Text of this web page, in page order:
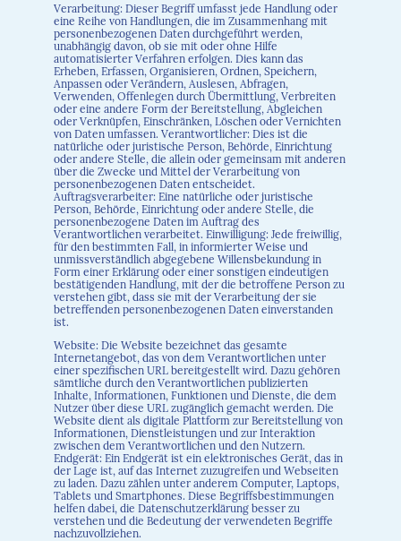
Verarbeitung: Dieser Begriff umfasst jede Handlung oder
eine Reihe von Handlungen, die im Zusammenhang mit
personenbezogenen Daten durchgeführt werden,
unabhängig davon, ob sie mit oder ohne Hilfe
automatisierter Verfahren erfolgen. Dies kann das
Erheben, Erfassen, Organisieren, Ordnen, Speichern,
Anpassen oder Verändern, Auslesen, Abfragen,
Verwenden, Offenlegen durch Übermittlung, Verbreiten
oder eine andere Form der Bereitstellung, Abgleichen
oder Verknüpfen, Einschränken, Löschen oder Vernichten
von Daten umfassen. Verantwortlicher: Dies ist die
natürliche oder juristische Person, Behörde, Einrichtung
oder andere Stelle, die allein oder gemeinsam mit anderen
über die Zwecke und Mittel der Verarbeitung von
personenbezogenen Daten entscheidet.
Auftragsverarbeiter: Eine natürliche oder juristische
Person, Behörde, Einrichtung oder andere Stelle, die
personenbezogene Daten im Auftrag des
Verantwortlichen verarbeitet. Einwilligung: Jede freiwillig,
für den bestimmten Fall, in informierter Weise und
unmissverständlich abgegebene Willensbekundung in
Form einer Erklärung oder einer sonstigen eindeutigen
bestätigenden Handlung, mit der die betroffene Person zu
verstehen gibt, dass sie mit der Verarbeitung der sie
betreffenden personenbezogenen Daten einverstanden
ist.
Website: Die Website bezeichnet das gesamte
Internetangebot, das von dem Verantwortlichen unter
einer spezifischen URL bereitgestellt wird. Dazu gehören
sämtliche durch den Verantwortlichen publizierten
Inhalte, Informationen, Funktionen und Dienste, die dem
Nutzer über diese URL zugänglich gemacht werden. Die
Website dient als digitale Plattform zur Bereitstellung von
Informationen, Dienstleistungen und zur Interaktion
zwischen dem Verantwortlichen und den Nutzern.
Endgerät: Ein Endgerät ist ein elektronisches Gerät, das in
der Lage ist, auf das Internet zuzugreifen und Webseiten
zu laden. Dazu zählen unter anderem Computer, Laptops,
Tablets und Smartphones. Diese Begriffsbestimmungen
helfen dabei, die Datenschutzerklärung besser zu
verstehen und die Bedeutung der verwendeten Begriffe
nachzuvollziehen.